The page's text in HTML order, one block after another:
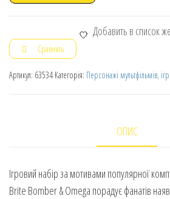
Добавить в список
Сравнить
Артикул: 63534 Категорія: Персонажі мультфільмів,
ОПИС
Ігровий набір за мотивами популярної
Brite Bomber & Omega порадує фанатів